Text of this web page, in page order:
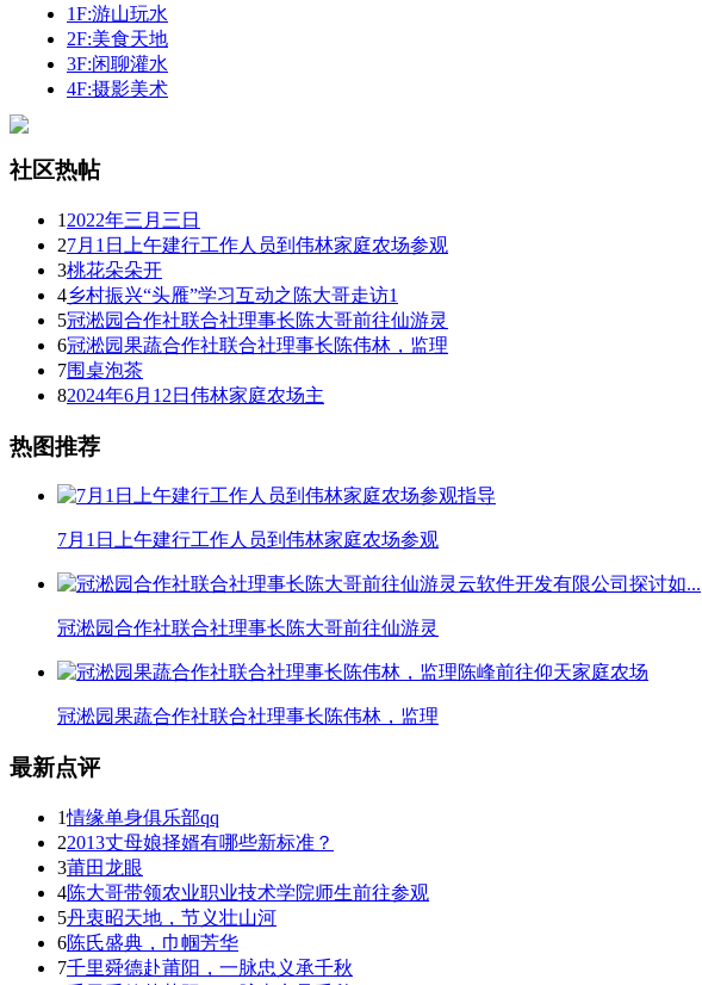
1F:游山玩水
2F:美食天地
3F:闲聊灌水
4F:摄影美术
社区热帖
1 2022年三月三日
27月1日上午建行工作人员到伟林家庭农场参观
3桃花朵朵开
4乡村振兴“头雁”学习互动之陈大哥走访1
5冠淞园合作社联合社理事长陈大哥前往仙游灵
6冠淞园果蔬合作社联合社理事长陈伟林，监理
7围桌泡茶
82024年6月12日伟林家庭农场主
热图推荐
7月1日上午建行工作人员到伟林家庭农场参观
冠淞园合作社联合社理事长陈大哥前往仙游灵
冠淞园果蔬合作社联合社理事长陈伟林，监理
最新点评
1情缘单身俱乐部qq
22013丈母娘择婿有哪些新标准？
3莆田龙眼
4陈大哥带领农业职业技术学院师生前往参观
5丹衷昭天地，节义壮山河
6陈氏盛典，巾帼芳华
7千里舜德赴莆阳，一脉忠义承千秋